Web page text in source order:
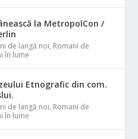
la MetropolCon /
de langă noi, Romani de
în lume
Etnografic din com.
de langă noi, Romani de
în lume